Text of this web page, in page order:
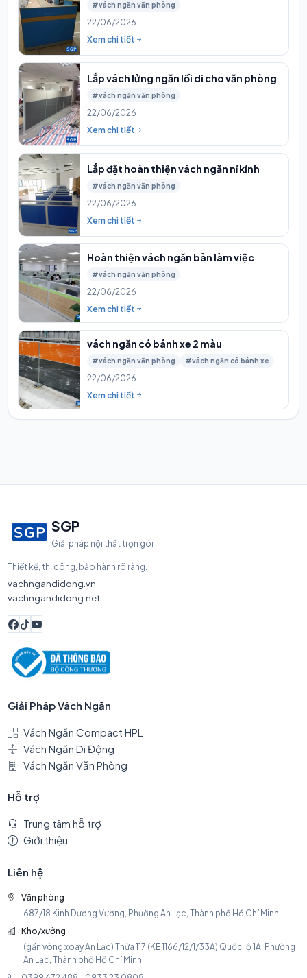
#vách ngăn văn phòng
22/06/2026
Xem chi tiết
Lắp vách lửng ngăn lối di cho văn phòng
#vách ngăn văn phòng
22/06/2026
Xem chi tiết
Lắp đặt hoàn thiện vách ngăn nỉ kính
#vách ngăn văn phòng
22/06/2026
Xem chi tiết
Hoàn thiện vách ngăn bàn làm việc
#vách ngăn văn phòng
22/06/2026
Xem chi tiết
vách ngăn có bánh xe 2 màu
#vách ngăn văn phòng #vách ngăn có bánh xe
22/06/2026
Xem chi tiết
SGP
Giải pháp nội thất trọn gói
Thiết kế, thi công, bảo hành rõ ràng.
vachngandidong.vn
vachngandidong.net
Giải Pháp Vách Ngăn
Vách Ngăn Compact HPL
Vách Ngăn Di Động
Vách Ngăn Văn Phòng
Hỗ trợ
Trung tâm hỗ trợ
Giới thiệu
Liên hệ
Văn phòng
687/18 Kinh Dương Vương, Phường An Lạc, Thành phố Hồ Chí Minh
Kho/xưởng
(gần vòng xoay An Lạc) Thửa 117 (KE 1166/12/1/33A) Quốc lộ 1A, Phường
An Lạc, Thành phố Hồ Chí Minh